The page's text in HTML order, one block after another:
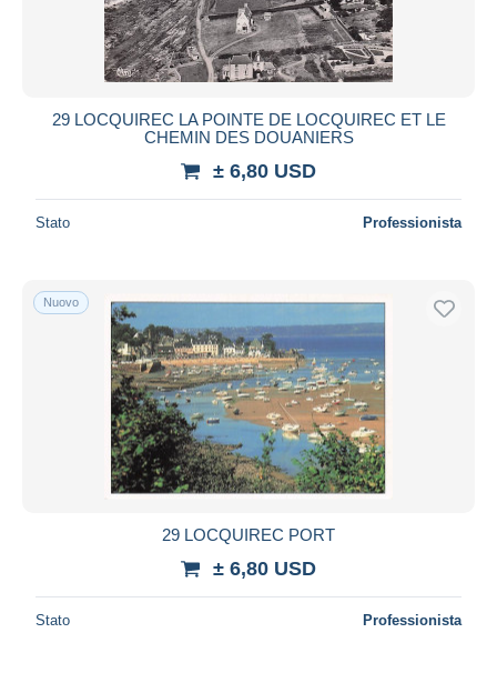
Aggiorna
29 LOCQUIREC LA POINTE DE LOCQUIREC ET LE
CHEMIN DES DOUANIERS
± 6,80 USD
Stato Professionista
Nuovo
29 LOCQUIREC PORT
± 6,80 USD
Stato Professionista